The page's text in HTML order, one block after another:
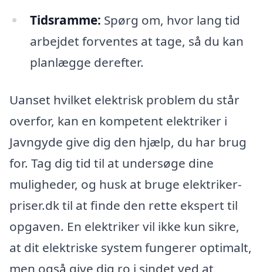
Tidsramme: Spørg om, hvor lang tid
arbejdet forventes at tage, så du kan
planlægge derefter.
Uanset hvilket elektrisk problem du står
overfor, kan en kompetent elektriker i
Javngyde give dig den hjælp, du har brug
for. Tag dig tid til at undersøge dine
muligheder, og husk at bruge elektriker-
priser.dk til at finde den rette ekspert til
opgaven. En elektriker vil ikke kun sikre,
at dit elektriske system fungerer optimalt,
men også give dig ro i sindet ved at